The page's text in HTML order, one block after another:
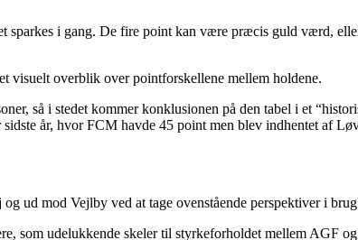
i gang. De fire point kan være præcis guld værd,
visuelt overblik over pointforskellene mellem holdene.
så i stedet kommer konklusionen på den tabel i et
år, hvor FCM havde 45 point men blev indhentet af
ud mod Vejlby ved at tage ovenstående perspektiver i
som udelukkende skeler til styrkeforholdet mellem AGF